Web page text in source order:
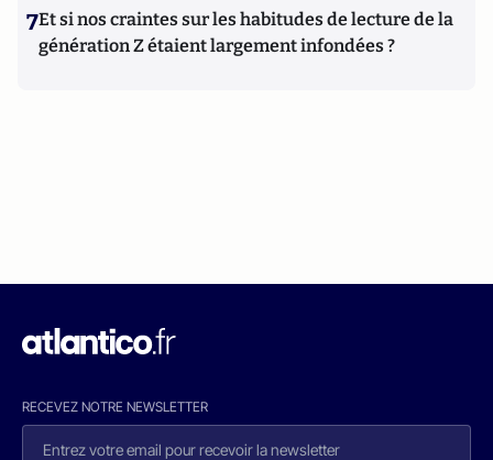
7Et si nos craintes sur les habitudes de lecture de la
génération Z étaient largement infondées ?
RECEVEZ NOTRE NEWSLETTER